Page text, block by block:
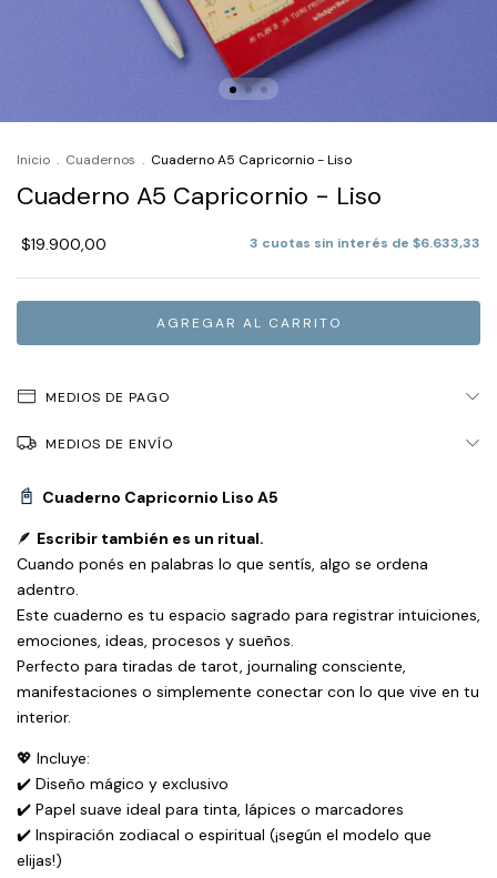
Inicio . Cuadernos . Cuaderno A5 Capricornio - Liso
Cuaderno A5 Capricornio - Liso
$19.900,00 3 cuotas sin interés de $6.633,33
MEDIOS DE PAGO
MEDIOS DE ENVÍO
📓 Cuaderno Capricornio Liso A5
🪶 Escribir también es un ritual.
Cuando ponés en palabras lo que sentís, algo se ordena
adentro.
Este cuaderno es tu espacio sagrado para registrar intuiciones,
emociones, ideas, procesos y sueños.
Perfecto para tiradas de tarot, journaling consciente,
manifestaciones o simplemente conectar con lo que vive en tu
interior.
💖 Incluye:
✔️ Diseño mágico y exclusivo
✔️ Papel suave ideal para tinta, lápices o marcadores
✔️ Inspiración zodiacal o espiritual (¡según el modelo que
elijas!)